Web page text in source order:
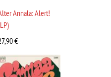
Annala: Alert!
€